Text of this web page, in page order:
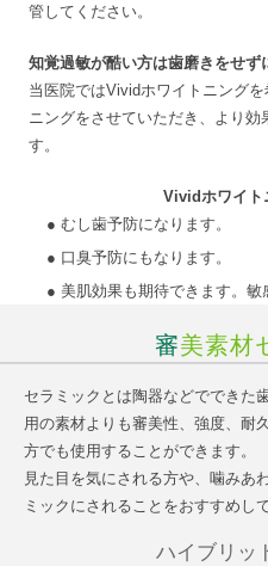
管してください。
知覚過敏が酷い方は歯磨きをせず
当医院ではVividホワイトニング
ニングをさせていただき、より効
す。
Vividホワイト
● むし歯予防になります。
● 口臭予防にもなります。
● 美肌効果も期待できます。敏
審美素
セラミックとは陶器などでできた
用の素材よりも審美性、強度、耐
方でも使用することができます。
見た目を気にされる方や、噛みあ
ミックにされることをおすすめし
ハイブリッ